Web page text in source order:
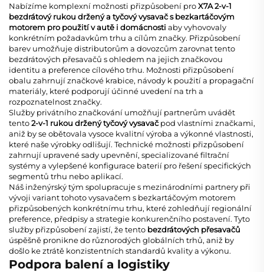
Nabízíme komplexní možnosti přizpůsobení proX7A 2-v-1
bezdrátový rukou držený a tyčový vysavač s bezkartáčovým
motorem pro použití v autě i domácnosti aby vyhovovaly
konkrétním požadavkům trhu a cílům značky. Přizpůsobení
barev umožňuje distributorům a dovozcům zarovnat tento
bezdrátových přesavačů s ohledem na jejich značkovou
identitu a preference cílového trhu. Možnosti přizpůsobení
obalu zahrnují značkové krabice, návody k použití a propagační
materiály, které podporují účinné uvedení na trh a
rozpoznatelnost značky.
Služby privátního značkování umožňují partnerům uvádět
tento2-v-1 rukou držený tyčový vysavačpod vlastními značkami,
aniž by se obětovala vysoce kvalitní výroba a výkonné vlastnosti,
které naše výrobky odlišují. Technické možnosti přizpůsobení
zahrnují upravené sady upevnění, specializované filtrační
systémy a vylepšené konfigurace baterií pro řešení specifických
segmentů trhu nebo aplikací.
Náš inženýrský tým spolupracuje s mezinárodními partnery při
vývoji variant tohotovysavačem s bezkartáčovým motorem
přizpůsobených konkrétnímu trhu, které zohledňují regionální
preference, předpisy a strategie konkurenčního postavení. Tyto
služby přizpůsobení zajistí, že tento bezdrátových přesavačů
úspěšně pronikne do různorodých globálních trhů, aniž by
došlo ke ztrátě konzistentních standardů kvality a výkonu.
Podpora balení a logistiky